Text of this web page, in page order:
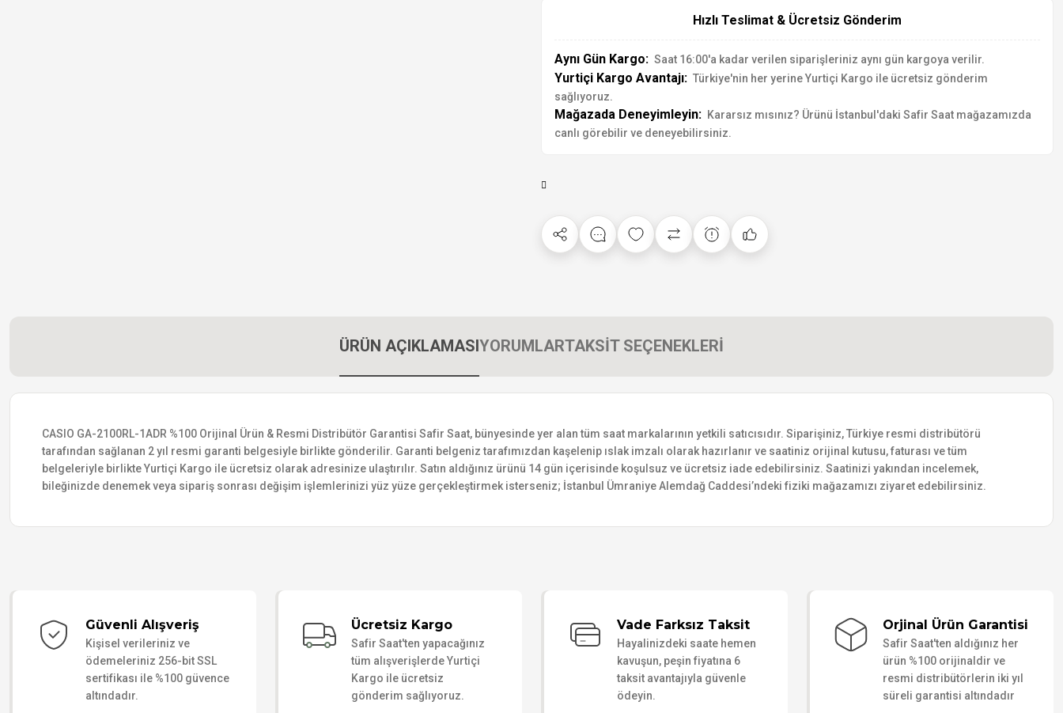
Hızlı Teslimat & Ücretsiz Gönderim
Aynı Gün Kargo: Saat 16:00'a kadar verilen siparişleriniz aynı gün kargoya verilir.
Yurtiçi Kargo Avantajı: Türkiye'nin her yerine Yurtiçi Kargo ile ücretsiz gönderim
sağlıyoruz.
Mağazada Deneyimleyin: Kararsız mısınız? Ürünü İstanbul'daki Safir Saat mağazamızda
canlı görebilir ve deneyebilirsiniz.
ÜRÜN AÇIKLAMASIYORUMLARTAKSİT SEÇENEKLERİ
CASIO GA-2100RL-1ADR %100 Orijinal Ürün & Resmi Distribütör Garantisi Safir Saat, bünyesinde yer alan tüm saat markalarının yetkili satıcısıdır. Siparişiniz, Türkiye resmi distribütörü
tarafından sağlanan 2 yıl resmi garanti belgesiyle birlikte gönderilir. Garanti belgeniz tarafımızdan kaşelenip ıslak imzalı olarak hazırlanır ve saatiniz orijinal kutusu, faturası ve tüm
belgeleriyle birlikte Yurtiçi Kargo ile ücretsiz olarak adresinize ulaştırılır. Satın aldığınız ürünü 14 gün içerisinde koşulsuz ve ücretsiz iade edebilirsiniz. Saatinizi yakından incelemek,
bileğinizde denemek veya sipariş sonrası değişim işlemlerinizi yüz yüze gerçekleştirmek isterseniz; İstanbul Ümraniye Alemdağ Caddesi’ndeki fiziki mağazamızı ziyaret edebilirsiniz.
Güvenli Alışveriş
Kişisel verileriniz ve
ödemeleriniz 256-bit SSL
sertifikası ile %100 güvence
altındadır.
Ücretsiz Kargo
Safir Saat'ten yapacağınız
tüm alışverişlerde Yurtiçi
Kargo ile ücretsiz
gönderim sağlıyoruz.
Vade Farksız Taksit
Hayalinizdeki saate hemen
kavuşun, peşin fiyatına 6
taksit avantajıyla güvenle
ödeyin.
Orjinal Ürün Garantisi
Safir Saat'ten aldığınız her
ürün %100 orijinaldir ve
resmi distribütörlerin iki yıl
süreli garantisi altındadır